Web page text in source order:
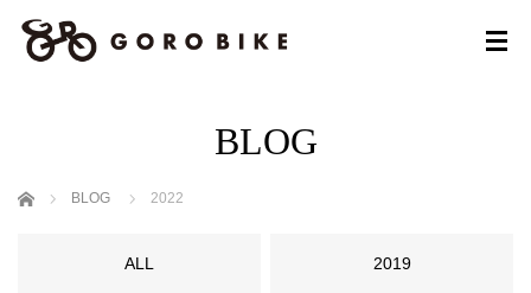
BLOG
ホーム BLOG 2022
ALL 2019